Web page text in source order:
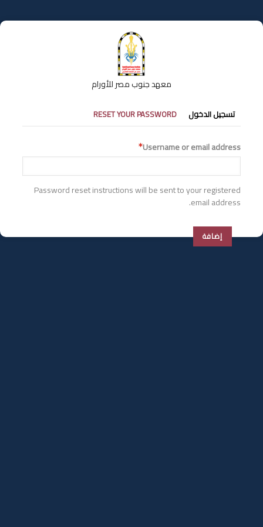
إلى
المحتوى
معهد جنوب مصر للأورام
التبويبات
الأساسية
تسجيل الدخول RESET YOUR PASSWORD
Username or email address
Password reset instructions will be sent to your registered
email address.